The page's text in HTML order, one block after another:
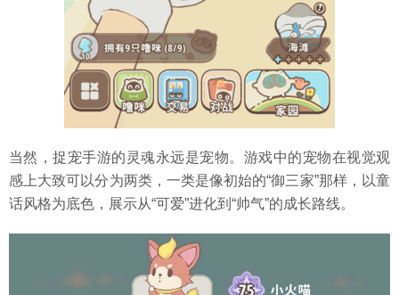
当然，捉宠手游的灵魂永远是宠物。游戏中的宠物在视觉观
感上大致可以分为两类，一类是像初始的“御三家”那样，以童
话风格为底色，展示从“可爱”进化到“帅气”的成长路线。